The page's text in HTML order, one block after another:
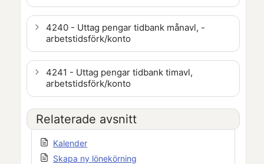
4240 - Uttag pengar tidbank månavl, -
arbetstidsförk/konto
4241 - Uttag pengar tidbank timavl,
arbetstidsförk/konto
Relaterade avsnitt
Kalender
Skapa ny lönekörning